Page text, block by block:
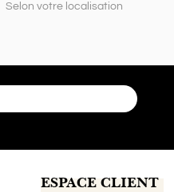
Selon votre localisation
ESPACE CLIENT